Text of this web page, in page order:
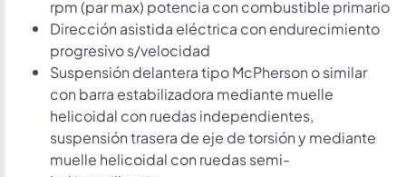
rpm (par max) potencia con combustible primario
Dirección asistida eléctrica con endurecimiento
progresivo s/velocidad
Suspensión delantera tipo McPherson o similar
con barra estabilizadora mediante muelle
helicoidal con ruedas independientes,
suspensión trasera de eje de torsión y mediante
muelle helicoidal con ruedas semi-